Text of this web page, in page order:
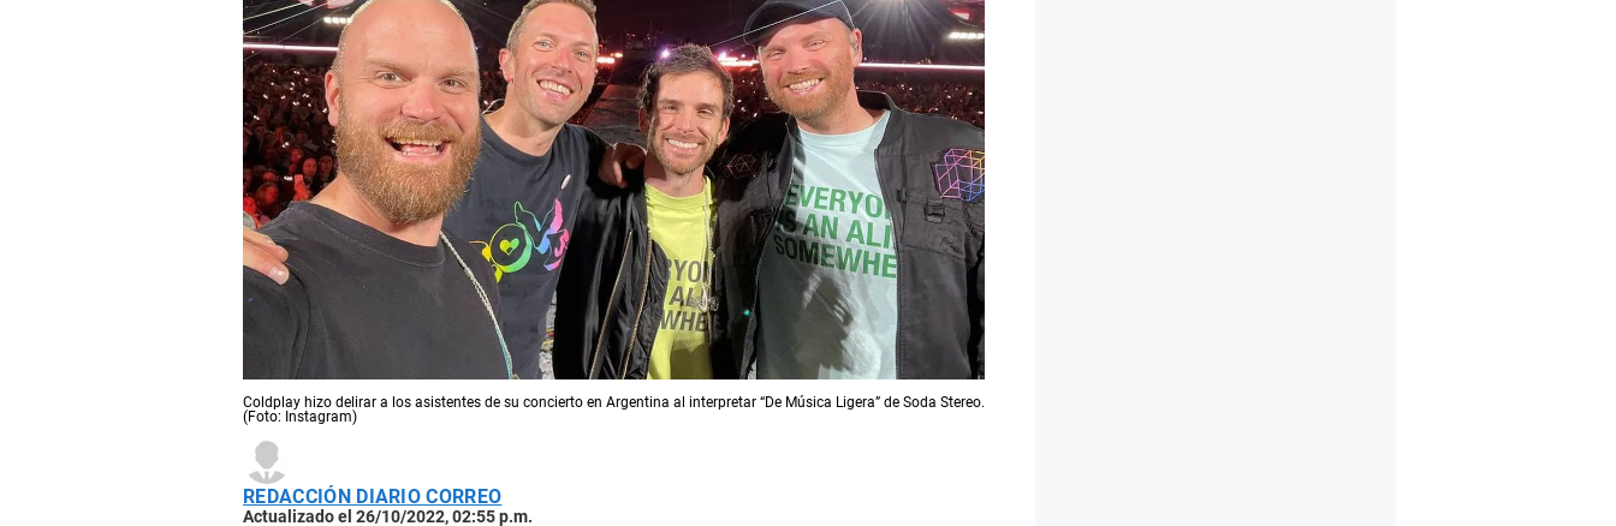
Coldplay hizo delirar a los asistentes de su concierto en Argentina al interpretar “De Música Ligera” de Soda Stereo.
(Foto: Instagram)
REDACCIÓN DIARIO CORREO
Actualizado el 26/10/2022, 02:55 p.m.